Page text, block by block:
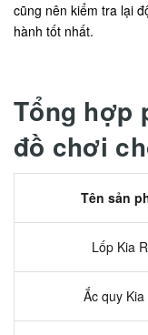
cũng nên kiểm tra lại
hành tốt nhất.
Tổng hợp
đồ chơi
Tên sản
Lốp Kia
Ắc quy Kia